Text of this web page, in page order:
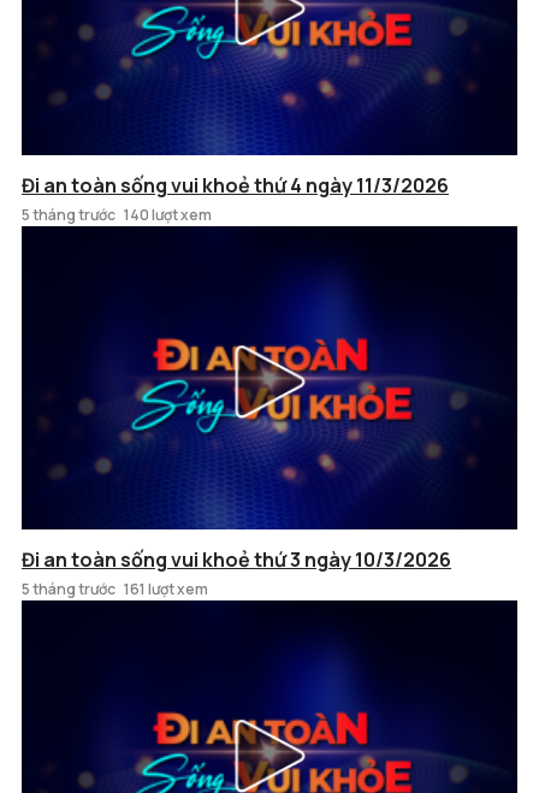
Đi an toàn sống vui khoẻ thứ 4 ngày 11/3/2026
5 tháng trước 140 lượt xem
Đi an toàn sống vui khoẻ thứ 3 ngày 10/3/2026
5 tháng trước 161 lượt xem